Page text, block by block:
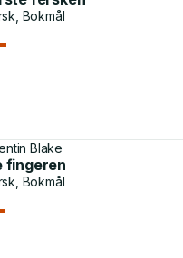
Bokmål
Blake
fingeren
Bokmål